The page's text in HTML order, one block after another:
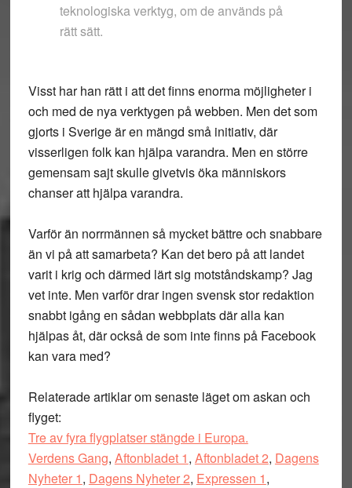
teknologiska verktyg, om de används på
rätt sätt.
Visst har han rätt i att det finns enorma möjligheter i
och med de nya verktygen på webben. Men det som
gjorts i Sverige är en mängd små initiativ, där
visserligen folk kan hjälpa varandra. Men en större
gemensam sajt skulle givetvis öka människors
chanser att hjälpa varandra.
Varför än norrmännen så mycket bättre och snabbare
än vi på att samarbeta? Kan det bero på att landet
varit i krig och därmed lärt sig motståndskamp? Jag
vet inte. Men varför drar ingen svensk stor redaktion
snabbt igång en sådan webbplats där alla kan
hjälpas åt, där också de som inte finns på Facebook
kan vara med?
Relaterade artiklar om senaste läget om askan och
flyget:
Tre av fyra flygplatser stängde i Europa.
Verdens Gang, Aftonbladet 1, Aftonbladet 2, Dagens
Nyheter 1, Dagens Nyheter 2, Expressen 1,